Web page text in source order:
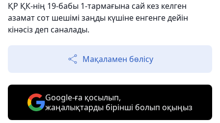
ҚР ҚК-нің 19-бабы 1-тармағына сай кез келген
азамат сот шешімі заңды күшіне енгенге дейін
кінәсіз деп саналады.
Мақаламен бөлісу
Google-ға қосылып,
жаңалықтарды бірінші болып оқыңыз